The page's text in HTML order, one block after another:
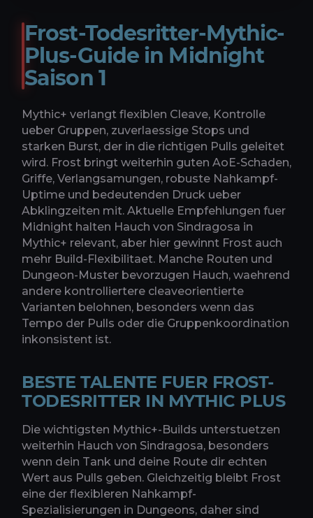
Frost-Todesritter-Mythic-
Plus-Guide in Midnight
Saison 1
Mythic+ verlangt flexiblen Cleave, Kontrolle
ueber Gruppen, zuverlaessige Stops und
starken Burst, der in die richtigen Pulls geleitet
wird. Frost bringt weiterhin guten AoE-Schaden,
Griffe, Verlangsamungen, robuste Nahkampf-
Uptime und bedeutenden Druck ueber
Abklingzeiten mit. Aktuelle Empfehlungen fuer
Midnight halten Hauch von Sindragosa in
Mythic+ relevant, aber hier gewinnt Frost auch
mehr Build-Flexibilitaet. Manche Routen und
Dungeon-Muster bevorzugen Hauch, waehrend
andere kontrolliertere cleaveorientierte
Varianten belohnen, besonders wenn das
Tempo der Pulls oder die Gruppenkoordination
inkonsistent ist.
BESTE TALENTE FUER FROST-
TODESRITTER IN MYTHIC PLUS
Die wichtigsten Mythic+-Builds unterstuetzen
weiterhin Hauch von Sindragosa, besonders
wenn dein Tank und deine Route dir echten
Wert aus Pulls geben. Gleichzeitig bleibt Frost
eine der flexibleren Nahkampf-
Spezialisierungen in Dungeons, daher sind